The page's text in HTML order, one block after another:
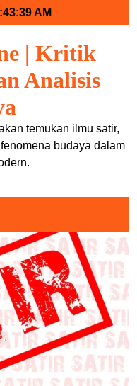
AM
| Kritik
Analisis
temukan ilmu satir,
budaya dalam